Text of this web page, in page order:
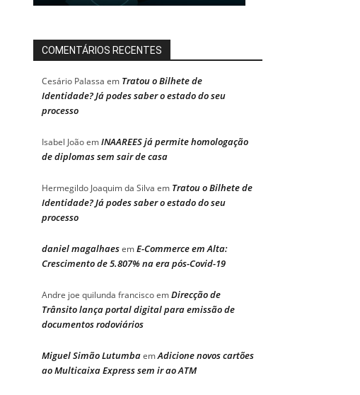
COMENTÁRIOS RECENTES
Cesário Palassa em Tratou o Bilhete de
Identidade? Já podes saber o estado do seu
processo
Isabel JoãoemINAAREES já permite homologação
de diplomas sem sair de casa
Hermegildo Joaquim da Silva em Tratou o Bilhete de
Identidade? Já podes saber o estado do seu
processo
daniel magalhaesemE-Commerce em Alta:
Crescimento de 5.807% na era pós-Covid-19
Andre joe quilunda franciscoemDirecção de
Trânsito lança portal digital para emissão de
documentos rodoviários
Miguel Simão LutumbaemAdicione novos cartões
ao Multicaixa Express sem ir ao ATM